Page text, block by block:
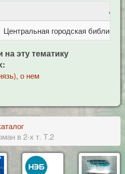
Центральная городская
на эту тематику
о нем
в 2-х т. Т.2